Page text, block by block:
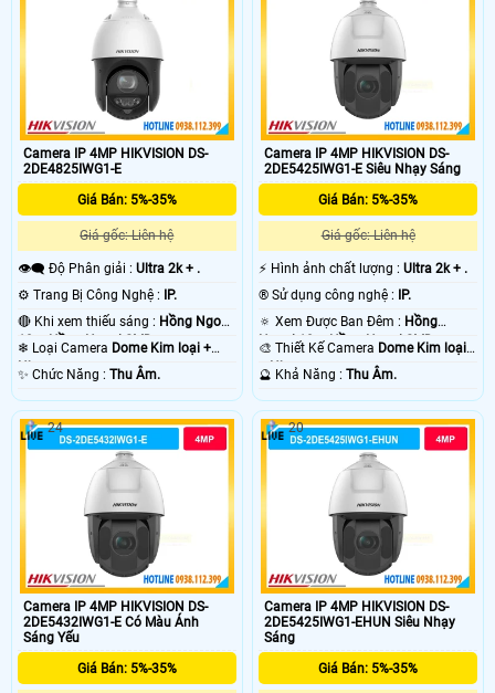
Camera IP 4MP HIKVISION DS-
2DE4825IWG1-E
Giá Bán: 5%-35%
Giá gốc: Liên hệ
👁️‍🗨 Độ Phân giải : Ultra 2k + .
⚙ Trang Bị Công Nghệ : IP.
🔴 Khi xem thiếu sáng : Hồng Ngoại
10m Hồng Ngoại SMD.
❄ Loại Camera Dome Kim loại +
Nhựa.
️✨ Chức Năng : Thu Âm.
Camera IP 4MP HIKVISION DS-
2DE5425IWG1-E Siêu Nhạy Sáng
Giá Bán: 5%-35%
Giá gốc: Liên hệ
️⚡ Hình ảnh chất lượng :Ultra 2k + .
®️ Sử dụng công nghệ : IP.
🔅 Xem Được Ban Đêm : Hồng
Ngoại 10m Hồng Ngoại SMD.
🎨 Thiết Kế Camera Dome Kim loại
+ Nhựa.
️🔮 Khả Năng :Thu Âm.
Camera IP 4MP HIKVISION DS-
2DE5432IWG1-E Có Màu Ánh
Sáng Yếu
Giá Bán: 5%-35%
24
Camera IP 4MP HIKVISION DS-
2DE5425IWG1-EHUN Siêu Nhạy
Sáng
Giá Bán: 5%-35%
20